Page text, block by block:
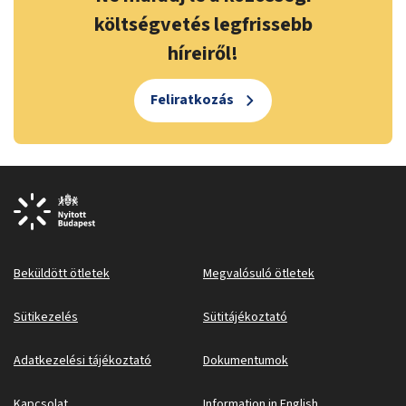
költségvetés legfrissebb
híreiről!
Feliratkozás
Beküldött ötletek Megvalósuló ötletek
Sütikezelés Sütitájékoztató
Adatkezelési tájékoztató Dokumentumok